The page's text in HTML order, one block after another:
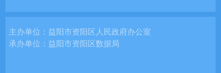
主办单位：益阳市资阳区人民政府办公室
承办单位：益阳市资阳区数据局